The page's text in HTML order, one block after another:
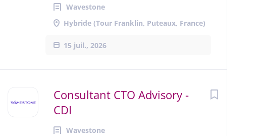
Wavestone
Hybride (Tour Franklin, Puteaux, France)
15 juil., 2026
Consultant CTO Advisory -
CDI
Wavestone